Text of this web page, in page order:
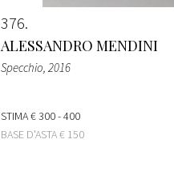
376
ALESSANDRO MENDINI
Specchio, 2016
STIMA€ 300 - 400
BASE D'ASTA€ 150